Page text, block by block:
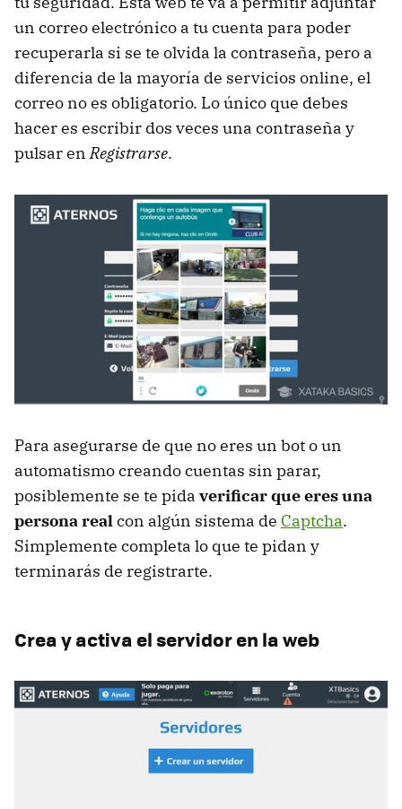
un correo electrónico a tu cuenta para poder
recuperarla si se te olvida la contraseña, pero a
diferencia de la mayoría de servicios online, el
correo no es obligatorio. Lo único que debes
hacer es escribir dos veces una contraseña y
pulsar enRegistrarse.
Para asegurarse de que no eres un bot o un
automatismo creando cuentas sin parar,
posiblemente se te pida verificar que eres una
persona realcon algún sistema de Captcha.
Simplemente completa lo que te pidan y
terminarás de registrarte.
Crea y activa el servidor en la web